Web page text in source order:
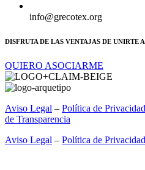
info@grecotex.org
DISFRUTA DE LAS VENTAJAS DE UNIRTE
QUIERO ASOCIARME
Aviso Legal – Política de Privacidad
de Transparencia
Aviso Legal – Política de Privacidad